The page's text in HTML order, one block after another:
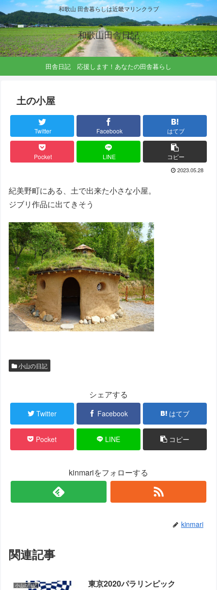
和歌山 田舎暮らしは近畿マリンクラブ
和歌山田舎日記
田舎日記 応援します！あなたの田舎暮らし
土の小屋
Twitter Facebook はてブ
Pocket LINE コピー
2023.05.28
紀美野町にある、土で出来た小さな小屋。
ジブリ作品に出てきそう
小山の日記
シェアする
Twitter Facebook はてブ
Pocket LINE コピー
kinmariをフォローする
kinmari
関連記事
小山の日記 東京2020パラリンピック